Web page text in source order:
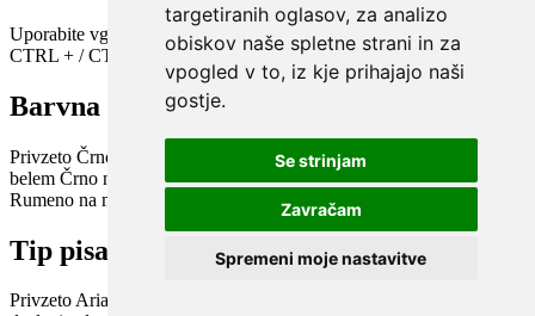
targetiranih oglasov, za analizo
obiskov naše spletne strani in za
vpogled v to, iz kje prihajajo naši
gostje.
Se strinjam
Zavračam
Spremeni moje nastavitve
Uporabite vgrajeno funkcijo brskalnika
CTRL + / CTRL -
Barvna shema
Privzeto Črno na belem Belo na črnem Črno na bež
belem Črno na zelenem Črno na rumenem Modro na rumenem
Rumeno na modrem
Turkizno na črnem Črno na vijoličnem
Tip pisave
PrivzetoArial